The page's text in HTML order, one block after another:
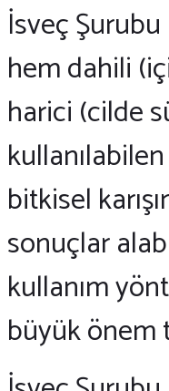
İsveç
hem dahili
harici (cilde
bitkisel
sonuçlar
kullanım
büyük önem